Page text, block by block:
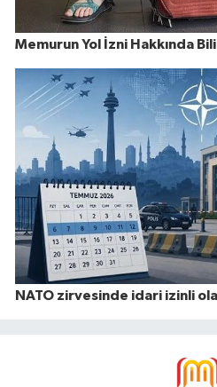
Memurun Yol İzni Hakkında
NATO zirvesinde idari izinli